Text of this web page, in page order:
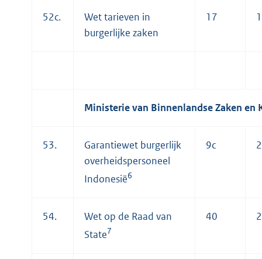
52c.
Wet tarieven in
burgerlijke zaken
17 1
Ministerie van Binnenlandse Zaken en
53.
Garantiewet burgerlijk
overheidspersoneel
Indonesië6
9c 2
54.
Wet op de Raad van
State7
40 2